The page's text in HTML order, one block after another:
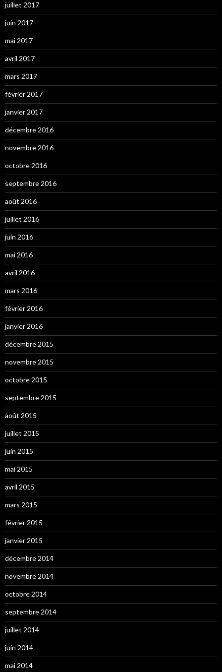
juillet 2017
juin 2017
mai 2017
avril 2017
mars 2017
février 2017
janvier 2017
décembre 2016
novembre 2016
octobre 2016
septembre 2016
août 2016
juillet 2016
juin 2016
mai 2016
avril 2016
mars 2016
février 2016
janvier 2016
décembre 2015
novembre 2015
octobre 2015
septembre 2015
août 2015
juillet 2015
juin 2015
mai 2015
avril 2015
mars 2015
février 2015
janvier 2015
décembre 2014
novembre 2014
octobre 2014
septembre 2014
juillet 2014
juin 2014
mai 2014